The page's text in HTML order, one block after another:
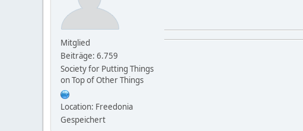
Mitglied
Beiträge: 6.759
Society for Putting Things
on Top of Other Things
Location: Freedonia
Gespeichert